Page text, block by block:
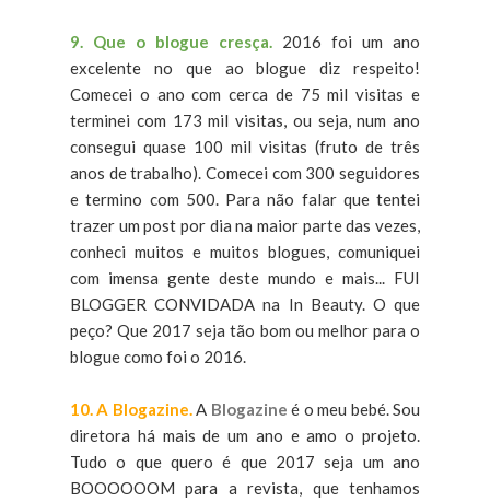
9. Que o blogue cresça. 2016 foi um ano
excelente no que ao blogue diz respeito!
Comecei o ano com cerca de 75 mil visitas e
terminei com 173 mil visitas, ou seja, num ano
consegui quase 100 mil visitas (fruto de três
anos de trabalho). Comecei com 300 seguidores
e termino com 500. Para não falar que tentei
trazer um post por dia na maior parte das vezes,
conheci muitos e muitos blogues, comuniquei
com imensa gente deste mundo e mais... FUI
BLOGGER CONVIDADA na In Beauty. O que
peço? Que 2017 seja tão bom ou melhor para o
blogue como foi o 2016.
10. A Blogazine.A Blogazine é o meu bebé. Sou
diretora há mais de um ano e amo o projeto.
Tudo o que quero é que 2017 seja um ano
BOOOOOOM para a revista, que tenhamos